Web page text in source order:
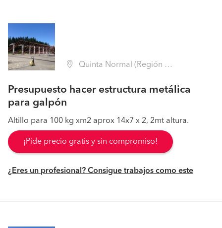
Quinta Normal (Región Metropolitana - Santiago)
Presupuesto hacer estructura metálica
para galpón
Altillo para 100 kg xm2 aprox 14x7 x 2, 2mt altura.
¡Pide precio gratis y sin compromiso!
¿Eres un profesional? Consigue trabajos como este